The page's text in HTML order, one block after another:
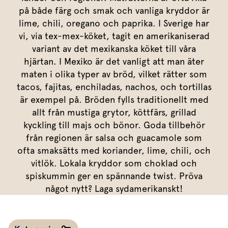
Dressing
Vinägrett
Örtolja
Marinad
Kryddsmör
Örtsalt & rub
Timjan
Oregano
Citronmeliss
Röd
Allt om sallat
Vårt sortiment
Våra färska örter
Vår sallat & gröna blad
Våra mikroörter & skott
För restaurang &
Fixa vinägretten
Dressingen gör salladen
på både färg och smak och vanliga kryddor är
lime, chili, oregano och paprika. I Sverige har
vi, via tex-mex-köket, tagit en amerikaniserad
variant av det mexikanska köket till våra
hjärtan. I Mexiko är det vanligt att man äter
maten i olika typer av bröd, vilket rätter som
tacos, fajitas, enchiladas, nachos, och tortillas
är exempel på. Bröden fylls traditionellt med
allt från mustiga grytor, köttfärs, grillad
kyckling till majs och bönor. Goda tillbehör
från regionen är salsa och guacamole som
ofta smaksätts med koriander, lime, chili, och
vitlök. Lokala kryddor som choklad och
spiskummin ger en spännande twist. Pröva
något nytt? Laga sydamerikanskt!